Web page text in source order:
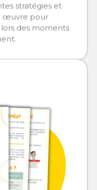
stratégies et
œuvre pour
des moments